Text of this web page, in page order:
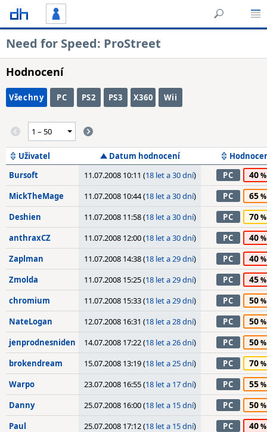
Need for Speed: ProStreet
Hodnocení
Všechny PC PS2 PS3 X360 Wii
Uživatel Datum hodnocení
Bursoft
11.07.2008 10:11 (18 let a 30 dní) PC 40
MickTheMage 11.07.2008 10:44 (18 let a 30 dní) PC 65
Deshien 11.07.2008 11:58 (18 let a 30 dní) PC 70
anthraxCZ 11.07.2008 12:00 (18 let a 30 dní) PC 40
Zaplman 11.07.2008 14:38 (18 let a 29 dní) PC 40
Zmolda 11.07.2008 15:25 (18 let a 29 dní) PC 45
chromium 11.07.2008 15:33 (18 let a 29 dní) PC 50
NateLogan 12.07.2008 16:31 (18 let a 28 dní) PC 50
jenprodnesniden 14.07.2008 17:22 (18 let a 26 dní) PC 50
brokendream 15.07.2008 13:19 (18 let a 25 dní) PC 70
Warpo 23.07.2008 16:55 (18 let a 17 dní) PC 55
Danny 25.07.2008 16:00 (18 let a 15 dní) PC 50
Paul 25.07.2008 17:12 (18 let a 15 dní) PC 40